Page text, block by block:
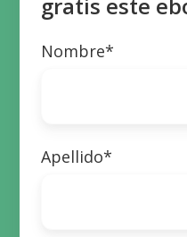
Nombre*
Apellido*